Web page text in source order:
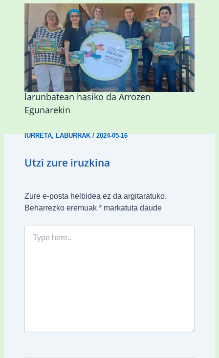
Iurretako Kultur Aniztasunaren Astea
larunbatean hasiko da Arrozen
Egunarekin
IURRETA,LABURRAK/2024-05-16
Utzi zure iruzkina
Zure e-posta helbidea ez da argitaratuko.
Beharrezko eremuak *markatuta daude
here..